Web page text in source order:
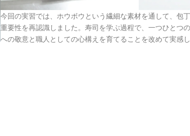
今回の実習では、ホウボウという繊細な素材を通して、包
重要性を再認識しました。寿司を学ぶ過程で、一つひとつ
への敬意と職人としての心構えを育てることを改めて実感し